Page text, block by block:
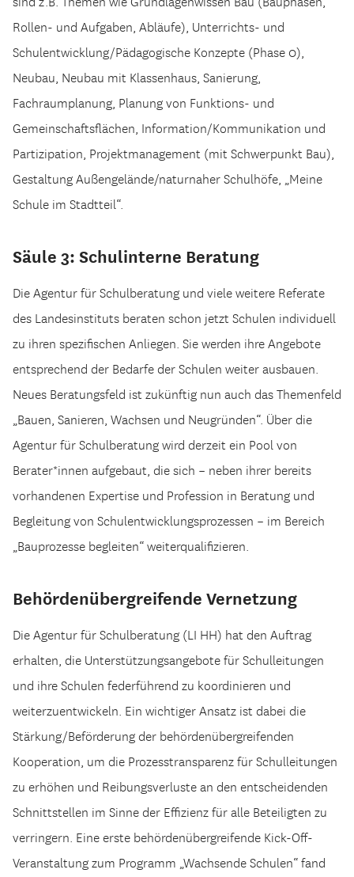
Rollen- und Aufgaben, Abläufe), Unterrichts- und
Schulentwicklung/Pädagogische Konzepte (Phase 0),
Neubau, Neubau mit Klassenhaus, Sanierung,
Fachraumplanung, Planung von Funktions- und
Gemeinschaftsflächen, Information/Kommunikation und
Partizipation, Projektmanagement (mit Schwerpunkt Bau),
Gestaltung Außengelände/naturnaher Schulhöfe, „Meine
Schule im Stadtteil“.
Säule 3: Schulinterne Beratung
Die Agentur für Schulberatung und viele weitere Referate
des Landesinstituts beraten schon jetzt Schulen individuell
zu ihren spezifischen Anliegen. Sie werden ihre Angebote
entsprechend der Bedarfe der Schulen weiter ausbauen.
Neues Beratungsfeld ist zukünftig nun auch das Themenfeld
„Bauen, Sanieren, Wachsen und Neugründen“. Über die
Agentur für Schulberatung wird derzeit ein Pool von
Berater*innen aufgebaut, die sich – neben ihrer bereits
vorhandenen Expertise und Profession in Beratung und
Begleitung von Schulentwicklungsprozessen – im Bereich
„Bauprozesse begleiten“ weiterqualifizieren.
Behördenübergreifende Vernetzung
Die Agentur für Schulberatung (LI HH) hat den Auftrag
erhalten, die Unterstützungsangebote für Schulleitungen
und ihre Schulen federführend zu koordinieren und
weiterzuentwickeln. Ein wichtiger Ansatz ist dabei die
Stärkung/Beförderung der behördenübergreifenden
Kooperation, um die Prozesstransparenz für Schulleitungen
zu erhöhen und Reibungsverluste an den entscheidenden
Schnittstellen im Sinne der Effizienz für alle Beteiligten zu
verringern. Eine erste behördenübergreifende Kick-Off-
Veranstaltung zum Programm „Wachsende Schulen“ fand